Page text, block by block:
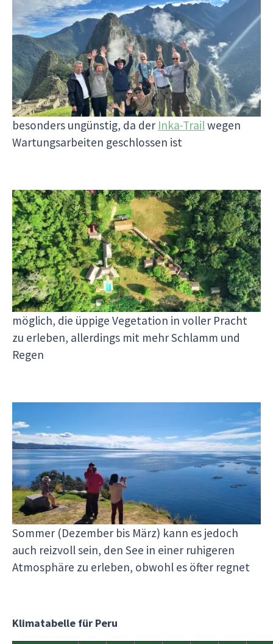
Machu Picchu
Die beste Reisezeit fürMachu Picchuist von Mai
bis September. In diesen Monaten ist das Wetter
trocken und die Aussicht klar. Vermeide die
Regenzeit von Dezember bis März, da die Pfade
rutschig und gefährlich sein können. Februar ist
besonders ungünstig, da der Inka-Trailwegen
Wartungsarbeiten geschlossen ist​
Puerto Maldonado & Iquitos
Für den Amazonas ist die Trockenzeit (April bis
Oktober) am besten geeignet. In dieser Zeit sind
die Pfade weniger matschig und die Bedingungen
für Tierbeobachtungen optimal. Während der
Regenzeit (November bis März) ist es jedoch auch
möglich, die üppige Vegetation in voller Pracht
zu erleben, allerdings mit mehr Schlamm und
Regen
Titicacasee
Der Titicacasee, der höchste schiffbare See der
Welt, ist am besten von Mai bis September zu
besuchen. In diesen Monaten ist das Wetter klar
und trocken, ideal für Bootsfahrten und Besuche
der schwimmenden Inseln. Im peruanischen
Sommer (Dezember bis März) kann es jedoch
auch reizvoll sein, den See in einer ruhigeren
Atmosphäre zu erleben, obwohl es öfter regnet​
Klimatabelle für Peru